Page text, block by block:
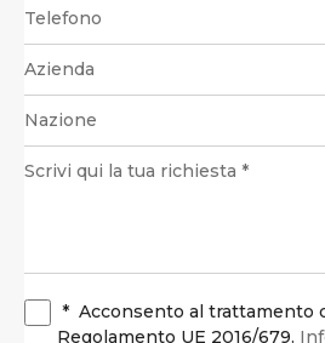
* Acconsento al trattamento
Regolamento UE 2016/679.